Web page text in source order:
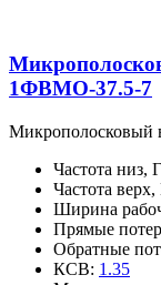
1ФВМO-37.5-7
Микрополосковый
Частота низ,
Частота
Ширина
Прямые
Обратные
КСВ: 1.35